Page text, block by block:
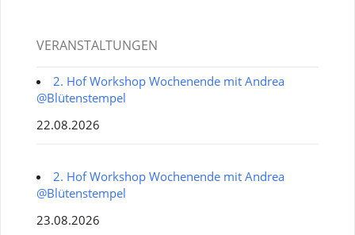
VERANSTALTUNGEN
2. Hof Workshop Wochenende mit Andrea
@Blütenstempel
22.08.2026
2. Hof Workshop Wochenende mit Andrea
@Blütenstempel
23.08.2026